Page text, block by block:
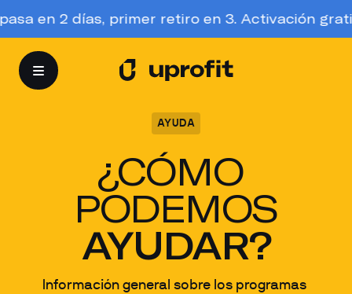
días, primer retiro en 3. Activación gratis, para
AYUDA
¿CÓMO
PODEMOS
AYUDAR?
Información general sobre los programas